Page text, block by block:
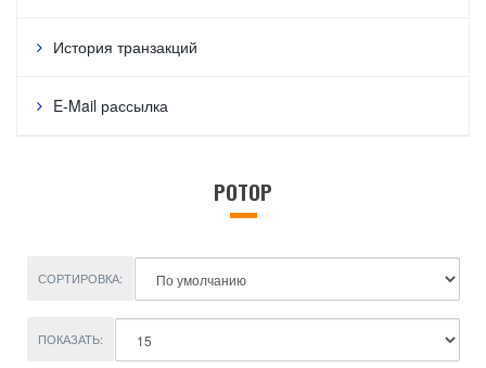
История транзакций
E-Mail рассылка
РОТОР
СОРТИРОВКА:
ПОКАЗАТЬ: